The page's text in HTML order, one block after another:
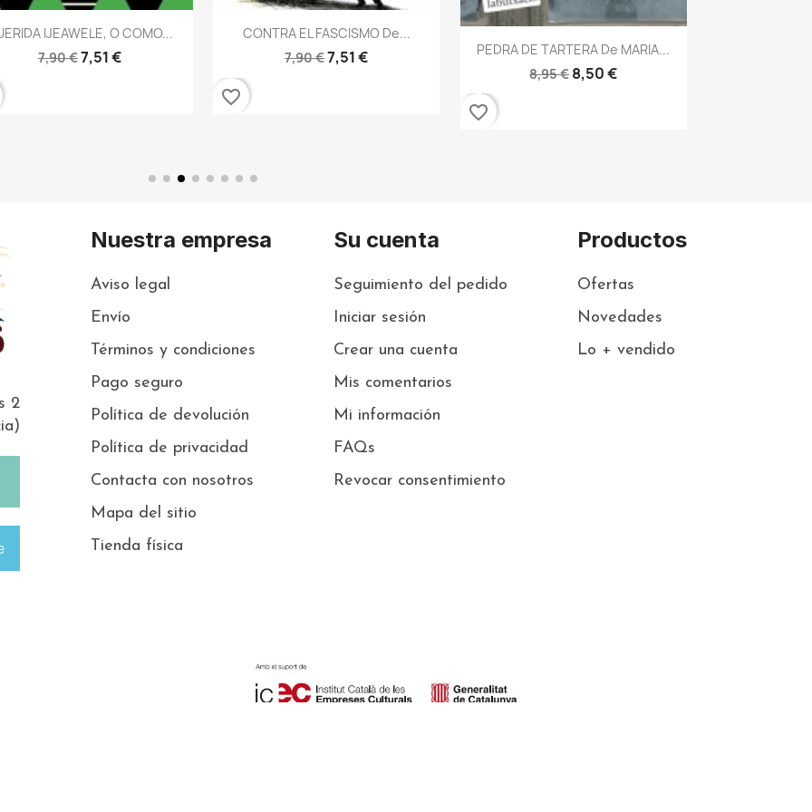
Vista rápida
IJEAWELE, O COMO...
7,90 €7,51 €
Vista rápida
CONTRA EL FASCISMO De...
7,90 €7,51 €
favorite_border
Vista rápida
PEDRA DE TARTERA De MARIA...
8,95 €8,50 €
favorite_border
2
Nuestra empresa
Aviso legal
Envío
Términos y condiciones
Pago seguro
Política de devolución
Política de privacidad
Contacta con nosotros
Mapa del sitio
Tienda física
Su cuenta
Seguimiento del pedido
Iniciar sesión
Crear una cuenta
Mis comentarios
Mi información
FAQs
Revocar consentimiento
Productos
Ofertas
Novedades
Lo + vendido